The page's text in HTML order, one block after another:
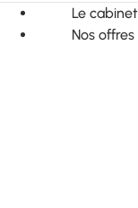
Le cabinet
Nos offres